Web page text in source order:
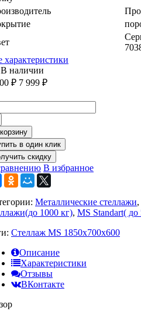
характеристики
наличии
₽ 7 999 ₽
скидку
В избранное
Металлические стеллажи,
1000 кг), MS Standart( до
Стеллаж MS 1850х700х600
Описание
Характеристики
Отзывы
ВКонтакте